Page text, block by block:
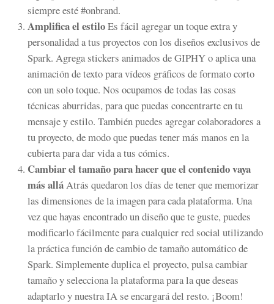
siempre esté #onbrand.
Amplifica el estiloEs fácil agregar un toque extra y
personalidad a tus proyectos con los diseños exclusivos de
Spark. Agrega stickers animados de GIPHY o aplica una
animación de texto para vídeos gráficos de formato corto
con un solo toque. Nos ocupamos de todas las cosas
técnicas aburridas, para que puedas concentrarte en tu
mensaje y estilo. También puedes agregar colaboradores a
tu proyecto, de modo que puedas tener más manos en la
cubierta para dar vida a tus cómics.
Cambiar el tamaño para hacer que el contenido vaya
más alláAtrás quedaron los días de tener que memorizar
las dimensiones de la imagen para cada plataforma. Una
vez que hayas encontrado un diseño que te guste, puedes
modificarlo fácilmente para cualquier red social utilizando
la práctica función de cambio de tamaño automático de
Spark. Simplemente duplica el proyecto, pulsa cambiar
tamaño y selecciona la plataforma para la que deseas
adaptarlo y nuestra IA se encargará del resto. ¡Boom!